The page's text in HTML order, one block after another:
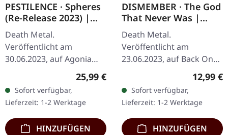
PESTILENCE · Spheres
(Re-Release 2023) |
BLACK LP
Death Metal.
Veröffentlicht am
30.06.2023, auf Agonia
Records. Schwarzes Vinyl,
Remasterd. Die 2023er
remasterte Ausgabe von
Pestilence's "Spheres"…
Regulärer Preis:
25,99 €
Sofort verfügbar,
Lieferzeit: 1-2 Werktage
HINZUFÜGEN
DISMEMBER · The God
That Never Was |
BLACK TAPE
Death Metal.
Veröffentlicht am
23.06.2023, auf Back On
Black. Schwarze Musik-
schwedischen Death
Metal-Legenden
Dismember kehren mit…
12,99 €
Sofort verfügbar,
Lieferzeit: 1-2 Werktage
HINZUFÜGEN